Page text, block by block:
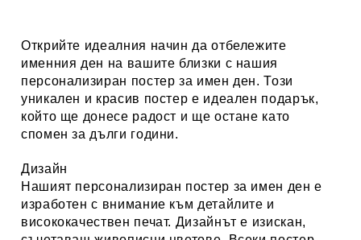
Открийте идеалния начин да отбележите
именния ден на вашите близки с нашия
персонализиран постер за имен ден. Този
уникален и красив постер е идеален подарък,
който ще донесе радост и ще остане като
спомен за дълги години.
Дизайн
Нашият персонализиран постер за имен ден е
изработен с внимание към детайлите и
висококачествен печат. Дизайнът е изискан,